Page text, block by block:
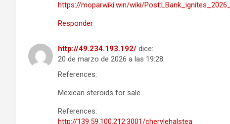
https://moparwiki.win/wiki/
Responder
http://49.234.193.192/ dice:
20 de marzo de 2026 a las 19:28
References:
Mexican steroids for sale
References:
http://139.59.100.212:3001/cherylehalstea